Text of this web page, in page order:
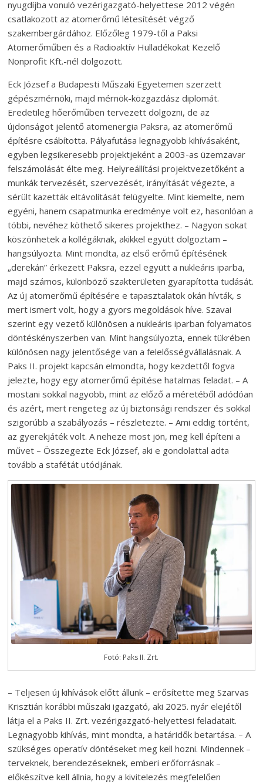
nyugdíjba vonuló vezérigazgató-helyettese 2012 végén
csatlakozott az atomerőmű létesítését végző
szakembergárdához. Előzőleg 1979-től a Paksi
Atomerőműben és a Radioaktív Hulladékokat Kezelő
Nonprofit Kft.-nél dolgozott.
Eck József a Budapesti Műszaki Egyetemen szerzett
gépészmérnöki, majd mérnök-közgazdász diplomát.
Eredetileg hőerőműben tervezett dolgozni, de az
újdonságot jelentő atomenergia Paksra, az atomerőmű
építésre csábította. Pályafutása legnagyobb kihívásaként,
egyben legsikeresebb projektjeként a 2003-as üzemzavar
felszámolását élte meg. Helyreállítási projektvezetőként a
munkák tervezését, szervezését, irányítását végezte, a
sérült kazetták eltávolítását felügyelte. Mint kiemelte, nem
egyéni, hanem csapatmunka eredménye volt ez, hasonlóan a
többi, nevéhez köthető sikeres projekthez. – Nagyon sokat
köszönhetek a kollégáknak, akikkel együtt dolgoztam –
hangsúlyozta. Mint mondta, az első erőmű építésének
„derekán” érkezett Paksra, ezzel együtt a nukleáris iparba,
majd számos, különböző szakterületen gyarapította tudását.
Az új atomerőmű építésére e tapasztalatok okán hívták, s
mert ismert volt, hogy a gyors megoldások híve. Szavai
szerint egy vezető különösen a nukleáris iparban folyamatos
döntéskényszerben van. Mint hangsúlyozta, ennek tükrében
különösen nagy jelentősége van a felelősségvállalásnak. A
Paks II. projekt kapcsán elmondta, hogy kezdettől fogva
jelezte, hogy egy atomerőmű építése hatalmas feladat. – A
mostani sokkal nagyobb, mint az előző a méretéből adódóan
és azért, mert rengeteg az új biztonsági rendszer és sokkal
szigorúbb a szabályozás – részletezte. – Ami eddig történt,
az gyerekjáték volt. A neheze most jön, meg kell építeni a
művet – Összegezte Eck József, aki e gondolattal adta
tovább a stafétát utódjának.
Fotó: Paks II. Zrt.
– Teljesen új kihívások előtt állunk – erősítette meg Szarvas
Krisztián korábbi műszaki igazgató, aki 2025. nyár elejétől
látja el a Paks II. Zrt. vezérigazgató-helyettesi feladatait.
Legnagyobb kihívás, mint mondta, a határidők betartása. – A
szükséges operatív döntéseket meg kell hozni. Mindennek –
terveknek, berendezéseknek, emberi erőforrásnak –
előkészítve kell állnia, hogy a kivitelezés megfelelően